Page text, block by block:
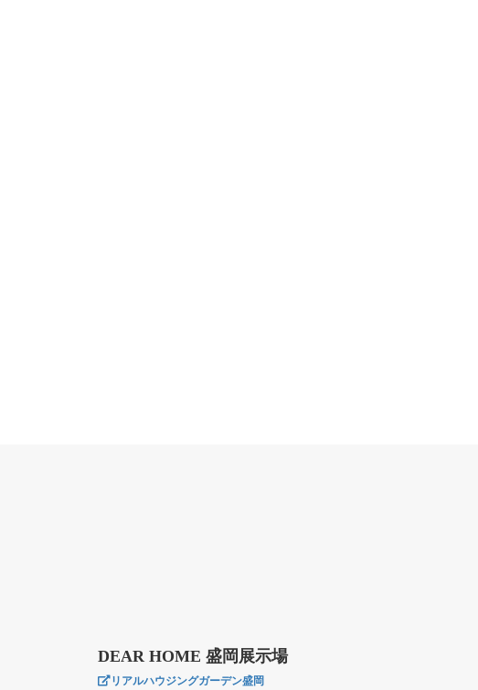
DEAR HOME 盛岡展示場
リアルハウジングガーデン盛岡